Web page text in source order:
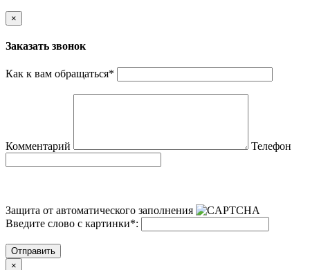
×
Заказать звонок
Как к вам обращаться*
Комментарий Телефон
Защита от автоматического заполнения
Введите слово с картинки*:
Отправить
×